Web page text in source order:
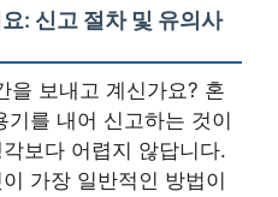
: 신고 절차 및 유의사
을 보내고 계신가요? 혼
를 내어 신고하는 것이
보다 어렵지 않답니다.
가장 일반적인 방법이